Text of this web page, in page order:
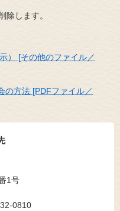
除します。
） [その他のファイル／
の方法 [PDFファイル／
1号
0810